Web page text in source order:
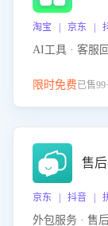
淘宝 | 京东 |
AI工具 · 客服
限时免费已售
售
京东 | 抖音 |
外包服务 · 售